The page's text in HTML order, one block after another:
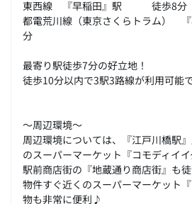
東西線 『早稲田』駅 徒歩8分
都電荒川線（東京さくらトラム）
分
最寄り駅徒歩7分の好立地！
徒歩10分以内で3駅3路線が利用可能
～周辺環境～
周辺環境については、『江戸川橋駅
のスーパーマーケット『コモディイ
駅前商店街の『地蔵通り商店街』も
物件すぐ近くのスーパーマーケット
物も非常に便利♪